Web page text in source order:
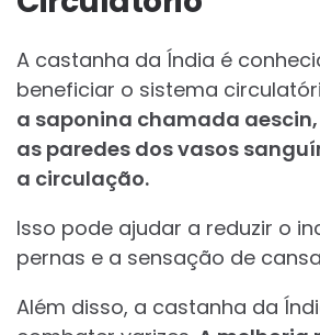
A castanha da Índia é
beneficiar o sistema
a saponina chamada
as paredes dos vasos
a circulação.
Isso pode ajudar a reduzir o
pernas e a sensação de
Além disso, a castanha da